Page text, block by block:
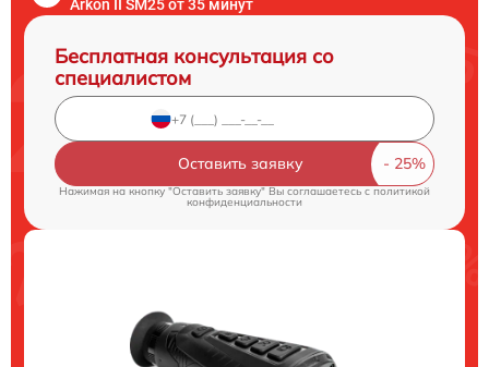
Arkon II SM25 от 35 минут
Бесплатная консультация со
специалистом
Оставить заявку
Нажимая на кнопку "Оставить заявку" Вы соглашаетесь c политикой
конфиденциальности